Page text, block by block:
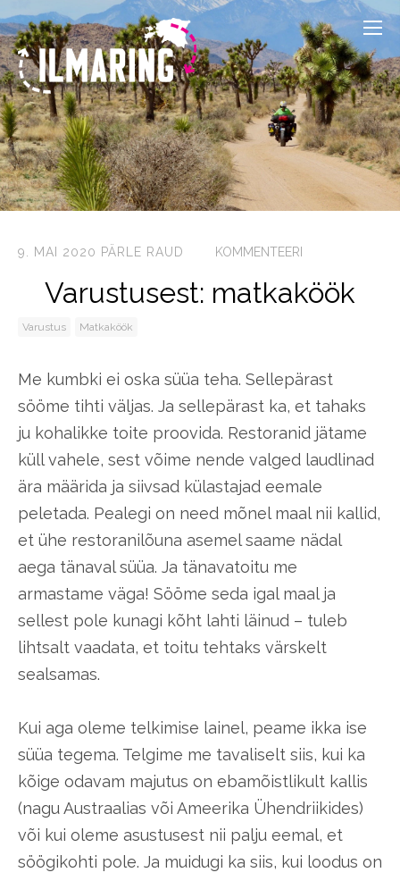
9. MAI 2020 PÄRLE RAUD KOMMENTEERI
Varustusest: matkaköök
Varustus Matkaköök
Me kumbki ei oska süüa teha. Sellepärast
sööme tihti väljas. Ja sellepärast ka, et tahaks
ju kohalikke toite proovida. Restoranid jätame
küll vahele, sest võime nende valged laudlinad
ära määrida ja siivsad külastajad eemale
peletada. Pealegi on need mõnel maal nii kallid,
et ühe restoranilõuna asemel saame nädal
aega tänaval süüa. Ja tänavatoitu me
armastame väga! Sööme seda igal maal ja
sellest pole kunagi kõht lahti läinud – tuleb
lihtsalt vaadata, et toitu tehtaks värskelt
sealsamas.
Kui aga oleme telkimise lainel, peame ikka ise
süüa tegema. Telgime me tavaliselt siis, kui ka
kõige odavam majutus on ebamõistlikult kallis
(nagu Austraalias või Ameerika Ühendriikides)
või kui oleme asustusest nii palju eemal, et
söögikohti pole. Ja muidugi ka siis, kui loodus on